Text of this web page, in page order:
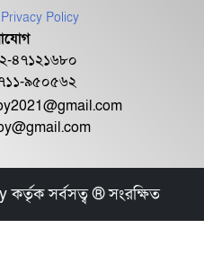
আলোচনা শেষ করতে চায়
আলী র...
প্রধানমন্ত্রী হতে পারবেন না,
| Privacy Policy
৪৭১২১৬৮০
৯৫০৫৬২
সর্বসত্ব ® সংরক্ষিত